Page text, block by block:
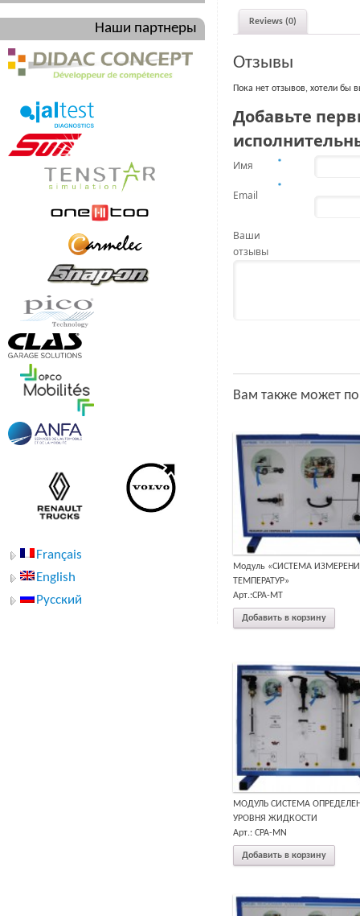
Reviews (0)
Отзывы
Пока нет отзывов, хотели бы
Добавьте
Имя *
Email
*
Ваши
отзывы
Вам также может
Модуль «СИСТЕМА
ТЕМПЕРАТУР»
Арт.:CPA-MT
Добавить в корзину
МОДУЛЬ СИСТЕМА
УРОВНЯ ЖИДКОСТИ
Арт.: CPA-MN
Добавить в корзину
Наши партнеры
Français
English
Русский